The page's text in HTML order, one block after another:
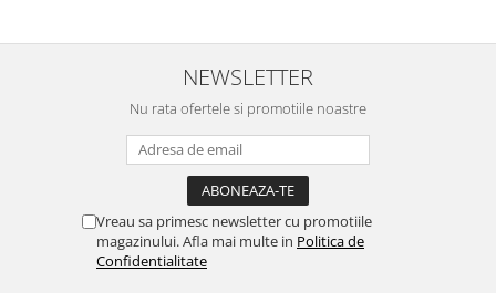
atras atentia ca nu era conectat
cablul de video de la camera
serviabili, livrare rapidă, suport
tehnic, totul impecabil, o să revin
la ei și pentru vi...
NEWSLETTER
Nu rata ofertele si promotiile noastre
Vreau sa primesc newsletter cu promotiile
magazinului. Afla mai multe in Politica de
Confidentialitate